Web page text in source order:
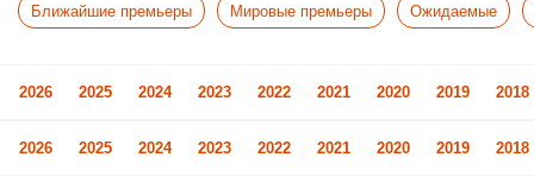
Ближайшие премьеры Мировые премьеры Ожидаемые
2026 2025 2024 2023 2022 2021 2020 2019 2018
2026 2025 2024 2023 2022 2021 2020 2019 2018